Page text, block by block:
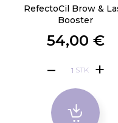
RefectoCil Brow &
Booster
54,00 €
STK